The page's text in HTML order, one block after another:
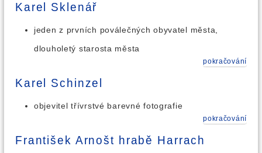
Karel Sklenář
jeden z prvních poválečných obyvatel města,
dlouholetý starosta města
pokračování
Karel Schinzel
objevitel třívrstvé barevné fotografie
pokračování
František Arnošt hrabě Harrach